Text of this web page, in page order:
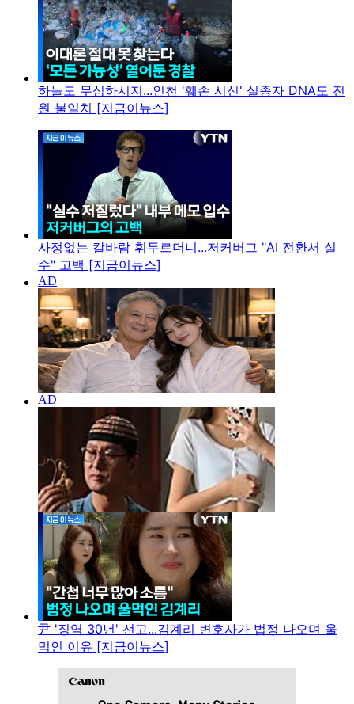
하늘도 무심하시지...인천 '훼손 시신' 실종자 DNA도 전
원 불일치 [지금이뉴스]
사정없는 칼바람 휘두르더니...저커버그 "AI 전환서 실
수" 고백 [지금이뉴스]
尹 '징역 30년' 선고...김계리 변호사가 법정 나오며 울
먹인 이유 [지금이뉴스]